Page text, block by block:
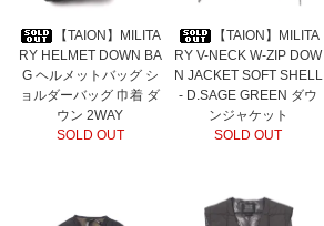
【TAION】MILITA
RY HELMET DOWN BA
G ヘルメットバッグ シ
ョルダーバッグ 巾着 ダ
ウン 2WAY
SOLD OUT
【TAION】MILITA
RY V-NECK W-ZIP DOW
N JACKET SOFT SHELL
- D.SAGE GREEN ダウ
ンジャケット
SOLD OUT